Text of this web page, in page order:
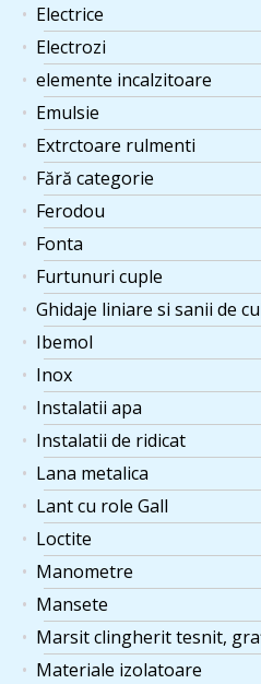
Electrice
Electrozi
elemente incalzitoare
Emulsie
Extrctoare rulmenti
Fără categorie
Ferodou
Fonta
Furtunuri cuple
Ghidaje liniare si sanii de
Ibemol
Inox
Instalatii apa
Instalatii de ridicat
Lana metalica
Lant cu role Gall
Loctite
Manometre
Mansete
Marsit clingherit tesnit,
Materiale izolatoare